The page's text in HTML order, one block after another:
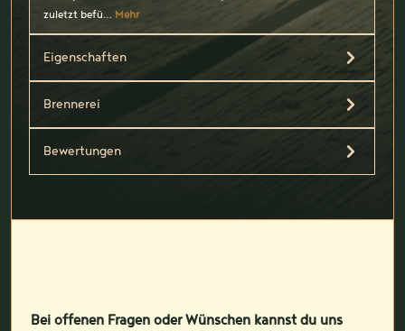
zuletzt befü… Mehr
Eigenschaften
Brennerei
Bewertungen
Bei offenen Fragen oder Wünschen kannst du uns